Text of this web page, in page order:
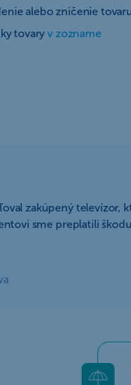
alebo zničenie
tovaryv zozname
zakúpený televízor,
sme preplatili